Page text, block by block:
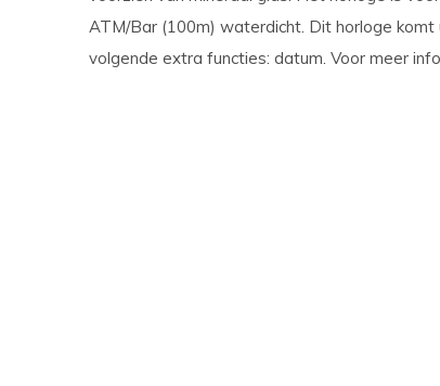
ATM/Bar (100m) waterdicht. Dit horloge
volgende extra functies: datum. Voor meer